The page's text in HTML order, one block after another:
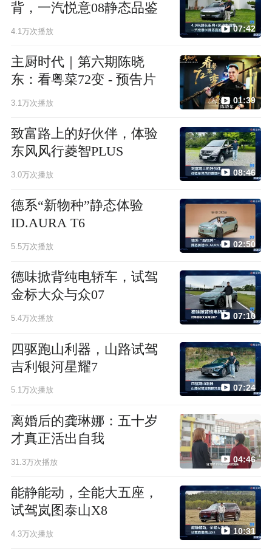
背，一汽悦意08静态品鉴
4.1万次播放 07:42
主厨时代｜第六期陈晓
东：看粤菜72变 - 预告片
3.1万次播放 01:39
致富路上的好伙伴，体验
东风风行菱智PLUS
3.0万次播放 08:46
德系“新物种”静态体验
ID.AURA T6
5.5万次播放 02:50
德味掀背纯电轿车，试驾
金标大众与众07
5.4万次播放 07:10
四驱跑山利器，山路试驾
吉利银河星耀7
5.1万次播放 07:24
离婚后的龚琳娜：五十岁
才真正活出自我
31.3万次播放 04:46
能静能动，全能大五座，
试驾岚图泰山X8
4.3万次播放 10:31